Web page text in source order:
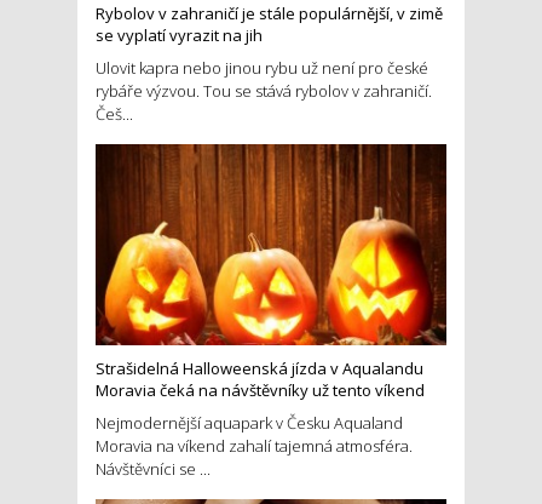
Rybolov v zahraničí je stále populárnější, v zimě
se vyplatí vyrazit na jih
Ulovit kapra nebo jinou rybu už není pro české
rybáře výzvou. Tou se stává rybolov v zahraničí.
Češ...
Strašidelná Halloweenská jízda v Aqualandu
Moravia čeká na návštěvníky už tento víkend
Nejmodernější aquapark v Česku Aqualand
Moravia na víkend zahalí tajemná atmosféra.
Návštěvníci se ...